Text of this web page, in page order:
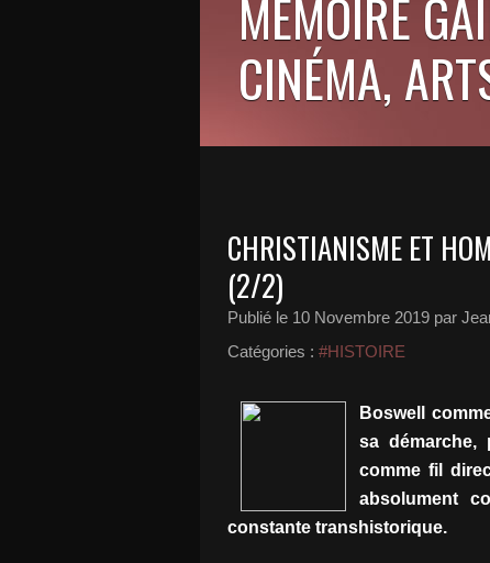
MÉMOIRE
CINÉMA,
CHRISTIANISME ET
(2/2)
Publié le 10 Novembre 2019 par
Catégories : #HISTOIRE
Boswell
sa
comme fil
absolument
constante transhistorique.